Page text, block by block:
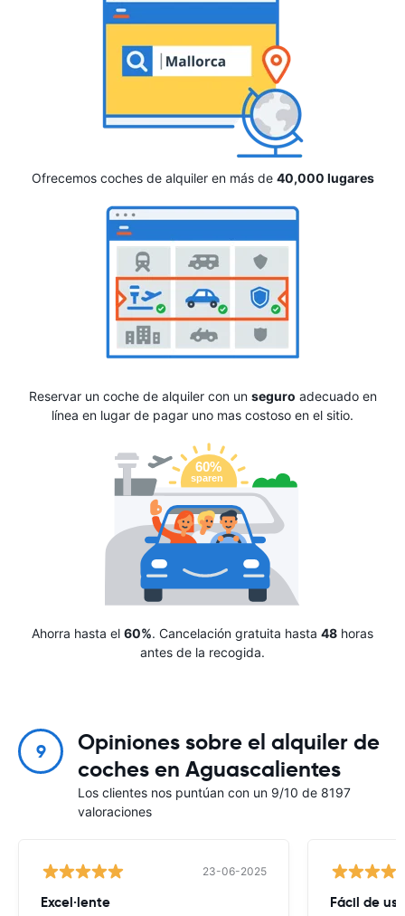
Ofrecemos coches de alquiler en más de 40,000 lugares
Reservar un coche de alquiler con un seguro adecuado en
línea en lugar de pagar uno mas costoso en el sitio.
Ahorra hasta el 60%. Cancelación gratuita hasta 48 horas
antes de la recogida.
9
Opiniones sobre el alquiler de
coches en Aguascalientes
Los clientes nos puntúan con un 9/10 de 8197
valoraciones
23-06-2025
Excel·lente Fácil de